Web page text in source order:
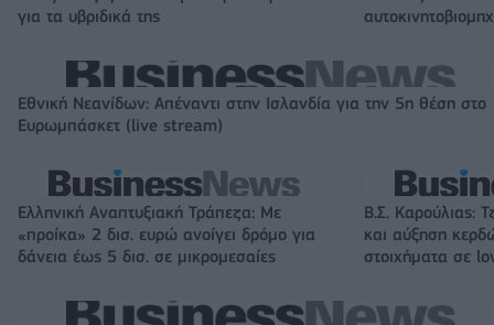
για τα υβριδικά της
Εθνική Νεανίδων: Απέναντι στην Ισλανδία για την 5η θέση στο
Ευρωμπάσκετ (live stream)
Ελληνική Αναπτυξιακή Τράπεζα: Με
«προίκα» 2 δισ. ευρώ ανοίγει δρόμο για
δάνεια έως 5 δισ. σε μικρομεσαίες
Β.Σ. Καρούλιας:
και αύξηση
στοιχήματα σε